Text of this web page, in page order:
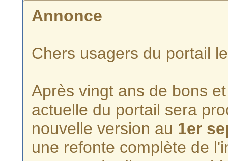
Annonce
Chers usagers du portail
Après vingt ans de bons
actuelle du portail sera
nouvelle version au 1er
une refonte complète de